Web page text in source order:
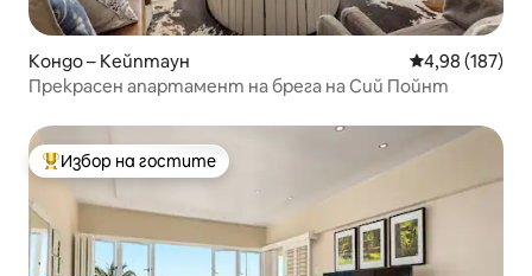
Кондо – Кейптаун Средна
4,98 (187)
Прекрасен апартамент на брега на Сий Пойнт
Най-популярен избор на гостите
Избор на гостите